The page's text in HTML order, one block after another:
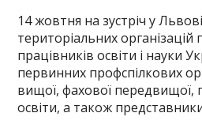
14 жовтня на зустріч у
територіальних організацій
працівників освіти і науки
первинних профспілкових
вищої, фахової передвищої,
освіти, а також